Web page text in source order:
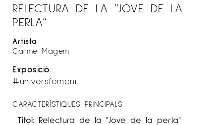
RELECTURA DE LA “JOVE DE LA
PERLA”
Artista
Carme Magem
Exposició:
#universfemeni
CARACTERÍSTIQUES PRINCIPALS
Títol: Relectura de la "Jove de la perla"